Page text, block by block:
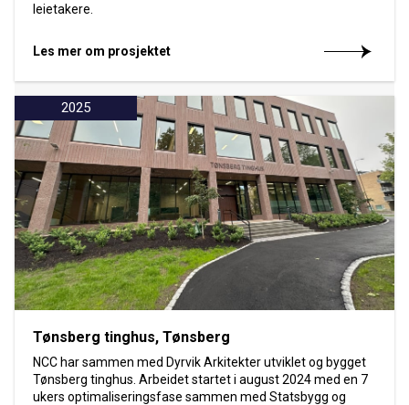
leietakere.
Les mer om prosjektet
2025
Tønsberg tinghus, Tønsberg
NCC har sammen med Dyrvik Arkitekter utviklet og bygget
Tønsberg tinghus. Arbeidet startet i august 2024 med en 7
ukers optimaliseringsfase sammen med Statsbygg og